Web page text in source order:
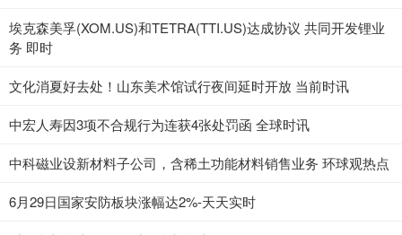
埃克森美孚(XOM.US)和TETRA(TTI.US)达成协议 共同开发锂业
务 即时
文化消夏好去处！山东美术馆试行夜间延时开放 当前时讯
中宏人寿因3项不合规行为连获4张处罚函 全球时讯
中科磁业设新材料子公司，含稀土功能材料销售业务 环球观热点
6月29日国家安防板块涨幅达2%-天天实时